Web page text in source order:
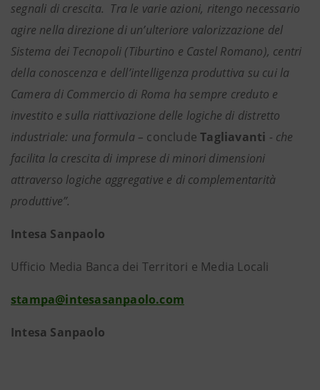
segnali di crescita. Tra le varie azioni, ritengo necessario
agire nella direzione di un’ulteriore valorizzazione del
Sistema dei Tecnopoli (Tiburtino e Castel Romano), centri
della conoscenza e dell’intelligenza produttiva su cui la
Camera di Commercio di Roma ha sempre creduto e
investito e sulla riattivazione delle logiche di distretto
industriale: una formula – concludeTagliavanti - che
facilita la crescita di imprese di minori dimensioni
attraverso logiche aggregative e di complementarità
produttive”.
Intesa Sanpaolo
Ufficio Media Banca dei Territori e Media Locali
stampa@intesasanpaolo.com
Intesa Sanpaolo